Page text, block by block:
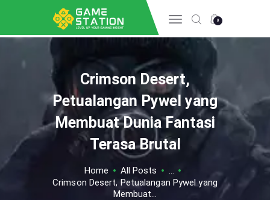
0
Crimson Desert,
Petualangan Pywel yang
Membuat Dunia Fantasi
Terasa Brutal
Home All Posts
...
Crimson Desert, Petualangan Pywel yang
Membuat...
HOME
INFO GAME
ESPORTS
TIPS & TRICK
REVIEW GAME